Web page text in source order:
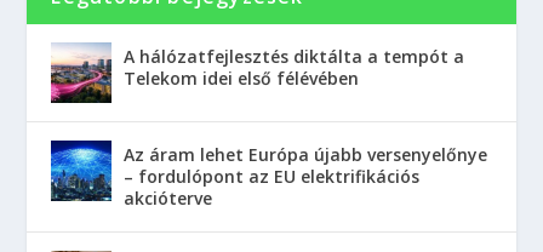
A hálózatfejlesztés diktálta a tempót a
Telekom idei első félévében
Az áram lehet Európa újabb versenyelőnye
– fordulópont az EU elektrifikációs
akcióterve